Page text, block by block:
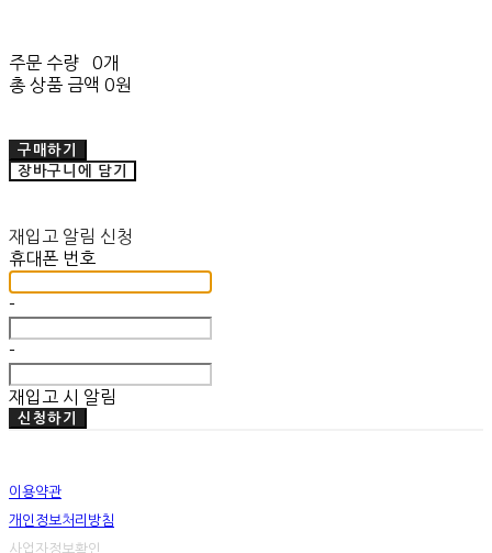
주문 수량
0개
총 상품 금액 0원
구매하기
장바구니에 담기
재입고 알림 신청
휴대폰 번호
-
-
재입고 시 알림
신청하기
이용약관
개인정보처리방침
사업자정보확인